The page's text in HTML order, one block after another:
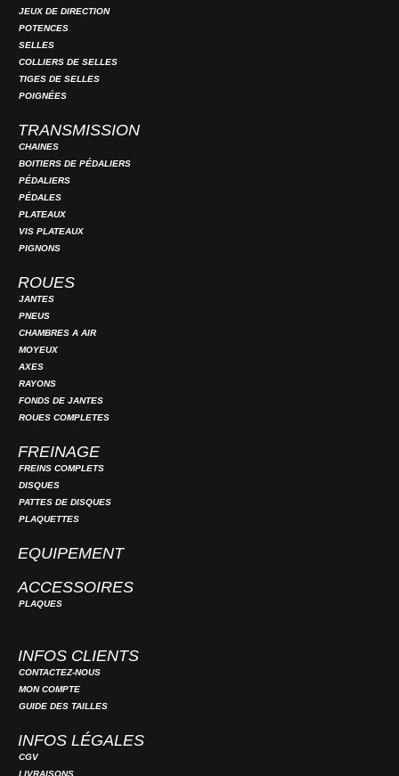
JEUX DE DIRECTION
POTENCES
SELLES
COLLIERS DE SELLES
TIGES DE SELLES
POIGNÉES
TRANSMISSION
CHAINES
BOITIERS DE PÉDALIERS
PÉDALIERS
PÉDALES
PLATEAUX
VIS PLATEAUX
PIGNONS
ROUES
JANTES
PNEUS
CHAMBRES A AIR
MOYEUX
AXES
RAYONS
FONDS DE JANTES
ROUES COMPLETES
FREINAGE
FREINS COMPLETS
DISQUES
PATTES DE DISQUES
PLAQUETTES
EQUIPEMENT
ACCESSOIRES
PLAQUES
INFOS CLIENTS
CONTACTEZ-NOUS
MON COMPTE
GUIDE DES TAILLES
INFOS LÉGALES
CGV
LIVRAISONS